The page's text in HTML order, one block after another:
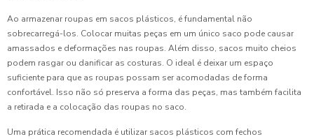
Ao armazenar roupas em sacos plásticos, é fundamental não
sobrecarregá-los. Colocar muitas peças em um único saco pode causar
amassados e deformações nas roupas. Além disso, sacos muito cheios
podem rasgar ou danificar as costuras. O ideal é deixar um espaço
suficiente para que as roupas possam ser acomodadas de forma
confortável. Isso não só preserva a forma das peças, mas também facilita
a retirada e a colocação das roupas no saco.
Uma prática recomendada é utilizar sacos plásticos com fechos